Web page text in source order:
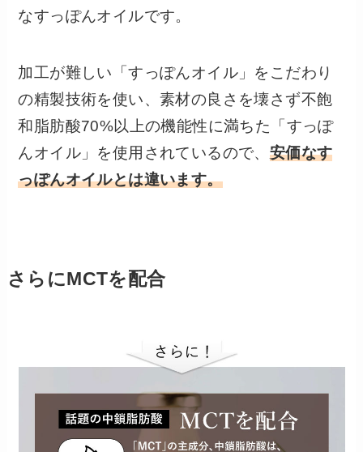
なすっぽんオイルです。
加工が難しい「すっぽんオイル」をこだわり
の精製技術を使い、素材の良さを壊さず不飽
和脂肪酸70%以上の機能性に満ちた「すっぽ
んオイル」を使用されているので、 安価なす
っぽんオイルとは違います。
さらにMCTを配合